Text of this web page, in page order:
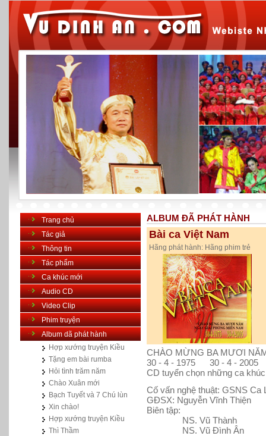
Trang chủ
Tác giả
Thông tin
Tác phẩm
Ca khúc mới
Audio CD
Video Clip
Phim truyện
Album dã phát hành
Hợp xướng truyện Kiều
Tặng em bài rumba
Hỏi tình trăm năm
Chào Xuân mới
Bạch Tuyết và 7 Chú lùn
Xin chào!
Hợp xướng truyện Kiều
Thì Thầm
ALBUM ĐÃ PHÁT HÀNH
Bài ca Việt Nam
Hãng phát hành: Hãng phim trẻ
CHÀO MỪNG BA MƯƠI
30 - 4 - 1975 30 - 4 - 2005
CD tuyển chọn những ca
Cố vấn nghệ thuật: GSNS Ca
GĐSX: Nguyễn Vĩnh Thiện
Biên tập:
NS. Vũ Thành
NS. Vũ Đình Ân